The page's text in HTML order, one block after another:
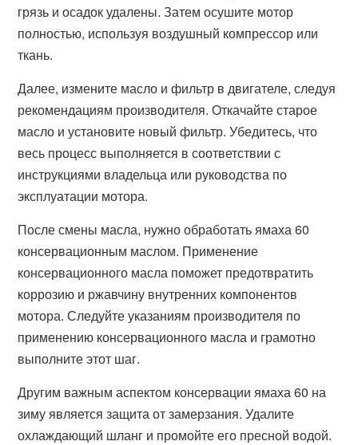
грязь и осадок удалены. Затем осушите мотор
полностью, используя воздушный компрессор или
ткань.
Далее, измените масло и фильтр в двигателе, следуя
рекомендациям производителя. Откачайте старое
масло и установите новый фильтр. Убедитесь, что
весь процесс выполняется в соответствии с
инструкциями владельца или руководства по
эксплуатации мотора.
После смены масла, нужно обработать ямаха 60
консервационным маслом. Применение
консервационного масла поможет предотвратить
коррозию и ржавчину внутренних компонентов
мотора. Следуйте указаниям производителя по
применению консервационного масла и грамотно
выполните этот шаг.
Другим важным аспектом консервации ямаха 60 на
зиму является защита от замерзания. Удалите
охлаждающий шланг и промойте его пресной водой.